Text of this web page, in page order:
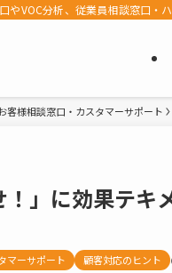
やVOC分析、従業員相談窓口・
客様相談窓口・カスタマーサポート
！」に効果テ
マーサポート 顧客対応のヒント